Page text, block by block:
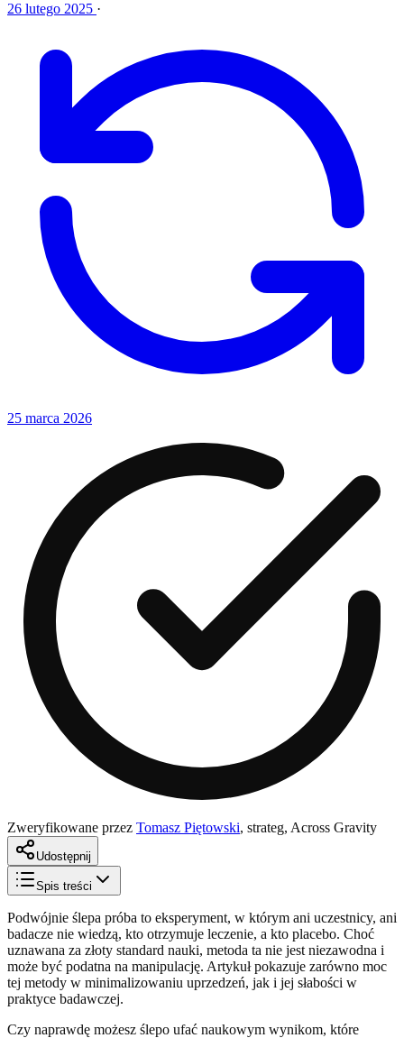
26 lutego 2025 ·
25 marca 2026
Zweryfikowane przez Tomasz Piętowski, strateg, Across Gravity
Udostępnij
Spis treści
Podwójnie ślepa próba to eksperyment, w którym ani uczestnicy, ani
badacze nie wiedzą, kto otrzymuje leczenie, a kto placebo. Choć
uznawana za złoty standard nauki, metoda ta nie jest niezawodna i
może być podatna na manipulację. Artykuł pokazuje zarówno moc
tej metody w minimalizowaniu uprzedzeń, jak i jej słabości w
praktyce badawczej.
Czy naprawdę możesz ślepo ufać naukowym wynikom, które